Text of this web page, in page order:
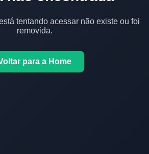
tentando acessar não existe ou foi
removida.
para a Home